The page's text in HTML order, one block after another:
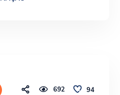
692 94